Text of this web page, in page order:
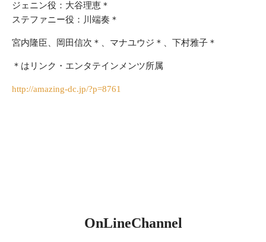
ジェニン役：大谷理恵＊
ステファニー役：川端奏＊
宮内隆臣、岡田信次＊、マナユウジ＊、下村雅子＊
＊はリンク・エンタテインメンツ所属
http://amazing-dc.jp/?p=8761
OnLineChannel